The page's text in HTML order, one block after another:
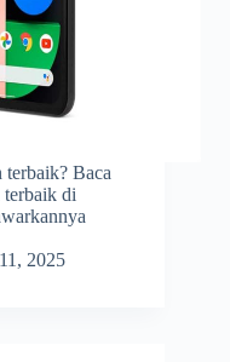
terbaik? Baca
terbaik di
2025